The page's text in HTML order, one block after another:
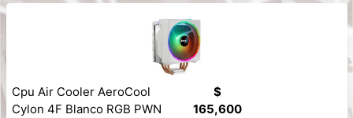
Cpu Air Cooler AeroCool
Cylon 4F Blanco RGB PWN
$
165,600